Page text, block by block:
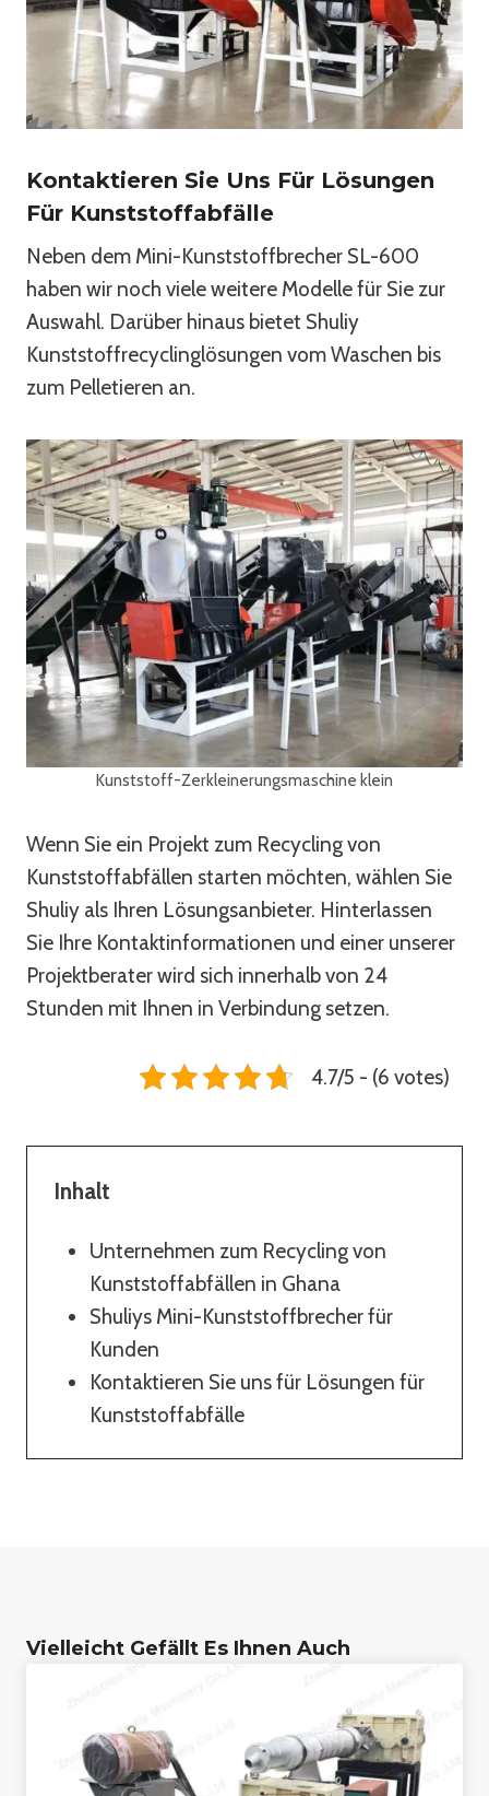
Kontaktieren Sie Uns Für Lösungen
Für Kunststoffabfälle
Neben dem Mini-Kunststoffbrecher SL-600
haben wir noch viele weitere Modelle für Sie zur
Auswahl. Darüber hinaus bietet Shuliy
Kunststoffrecyclinglösungen vom Waschen bis
zum Pelletieren an.
Kunststoff-Zerkleinerungsmaschine klein
Wenn Sie ein Projekt zum Recycling von
Kunststoffabfällen starten möchten, wählen Sie
Shuliy als Ihren Lösungsanbieter. Hinterlassen
Sie Ihre Kontaktinformationen und einer unserer
Projektberater wird sich innerhalb von 24
Stunden mit Ihnen in Verbindung setzen.
4.7/5 - (6 votes)
Inhalt
Unternehmen zum Recycling von
Kunststoffabfällen in Ghana
Shuliys Mini-Kunststoffbrecher für
Kunden
Kontaktieren Sie uns für Lösungen für
Kunststoffabfälle
Vielleicht Gefällt Es Ihnen Auch